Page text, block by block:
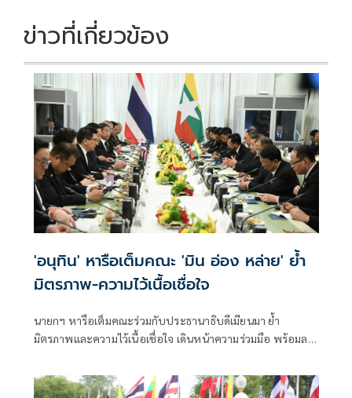
ข่าวที่เกี่ยวข้อง
'อนุทิน' หารือเต็มคณะ 'มิน อ่อง หล่าย' ย้ำ
มิตรภาพ-ความไว้เนื้อเชื่อใจ
นายกฯ หารือเต็มคณะร่วมกับประธานาธิบดีเมียนมา ย้ำ
มิตรภาพและความไว้เนื้อเชื่อใจ เดินหน้าความร่วมมือ พร้อมลง
คุณภาพน้ำ -เทคโนโลยีอวกาศ